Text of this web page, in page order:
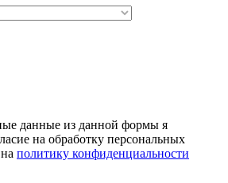
данные из данной формы я
на обработку персональных
политику конфиденциальности